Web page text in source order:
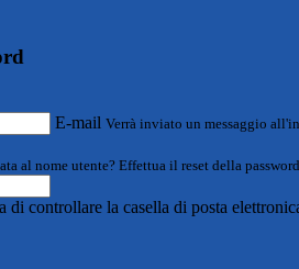
E-mail Verrà inviato un messaggio
al nome utente? Effettua il reset della
di controllare la casella di posta